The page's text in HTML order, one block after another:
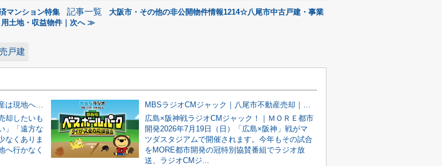
マンション特集 記事一覧
大阪市・その他の非公開物件情報1214☆八尾市中古戸建・事業
用土地・収益物件｜次へ ≫
戸建
八尾市で遠方の実家・相続した不動産は現地へ行かずに売却できる？立ち会いが必要なケースも解説
却したいも
」「遠方な
なくありま
へ行かなく
MBSラジオCMジャック｜八尾市不動産売却｜MORE都市開発｜2026年7月19日17時59分放送開始！！
広島×阪神戦ラジオCMジャック！｜ＭＯＲＥ都市
開発2026年7月19日（日）「広島×阪神」戦がマ
ツダスタジアムで開催されます。今年もその試合
をMORE都市開発の冠特別協賛番組でラジオ放
送、ラジオCMジ...